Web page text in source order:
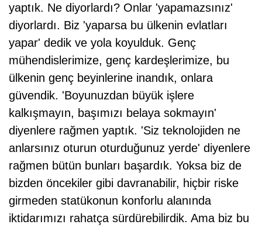
yaptık. Ne diyorlardı? Onlar 'yapamazsınız'
diyorlardı. Biz 'yaparsa bu ülkenin evlatları
yapar' dedik ve yola koyulduk. Genç
mühendislerimize, genç kardeşlerimize, bu
ülkenin genç beyinlerine inandık, onlara
güvendik. 'Boyunuzdan büyük işlere
kalkışmayın, başımızı belaya sokmayın'
diyenlere rağmen yaptık. 'Siz teknolojiden ne
anlarsınız oturun oturduğunuz yerde' diyenlere
rağmen bütün bunları başardık. Yoksa biz de
bizden öncekiler gibi davranabilir, hiçbir riske
girmeden statükonun konforlu alanında
iktidarımızı rahatça sürdürebilirdik. Ama biz bu